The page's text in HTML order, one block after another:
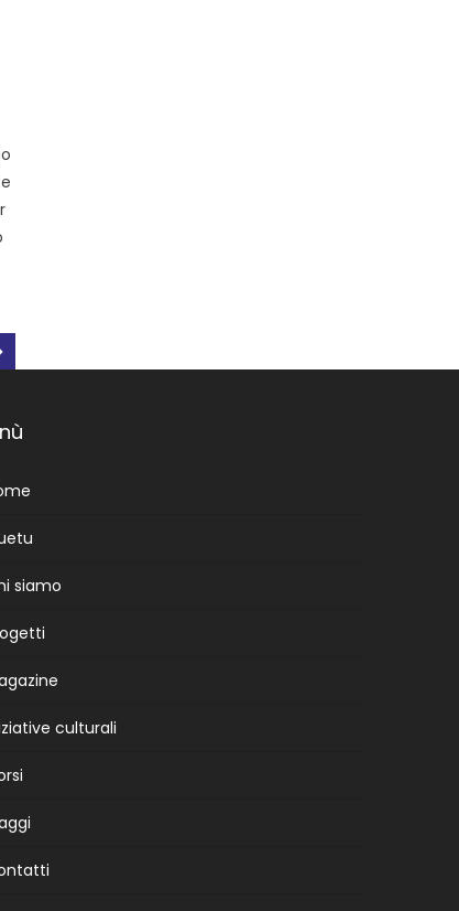
siamo
culturali